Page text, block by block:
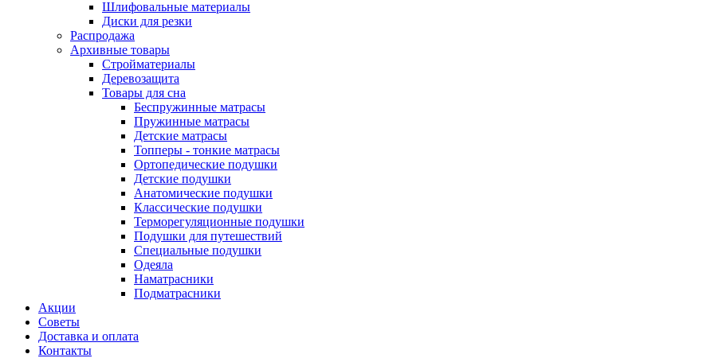
Шлифовальные материалы
Диски для резки
Распродажа
Архивные товары
Стройматериалы
Деревозащита
Товары для сна
Беспружинные матрасы
Пружинные матрасы
Детские матрасы
Топперы - тонкие матрасы
Ортопедические подушки
Детские подушки
Анатомические подушки
Классические подушки
Терморегуляционные подушки
Подушки для путешествий
Специальные подушки
Одеяла
Наматрасники
Подматрасники
Акции
Советы
Доставка и оплата
Контакты